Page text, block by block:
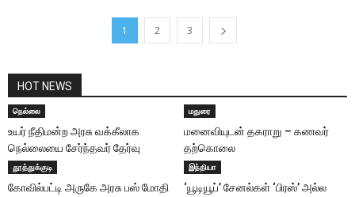
1 2 3
HOT NEWS
நெல்லை
உயர் நீதிமன்ற அரசு வக்கீலாக
நெல்லையை சேர்ந்தவர் தேர்வு
மதுரை
மனைவியுடன் தகராறு – கணவர்
தற்கொலை
தூத்துக்குடி
கோவில்பட்டி அருகே அரசு பஸ் மோதி
இந்தியா
‘யூடியூப்’ சேனல்கள் ‘பிரஸ்’ அல்ல